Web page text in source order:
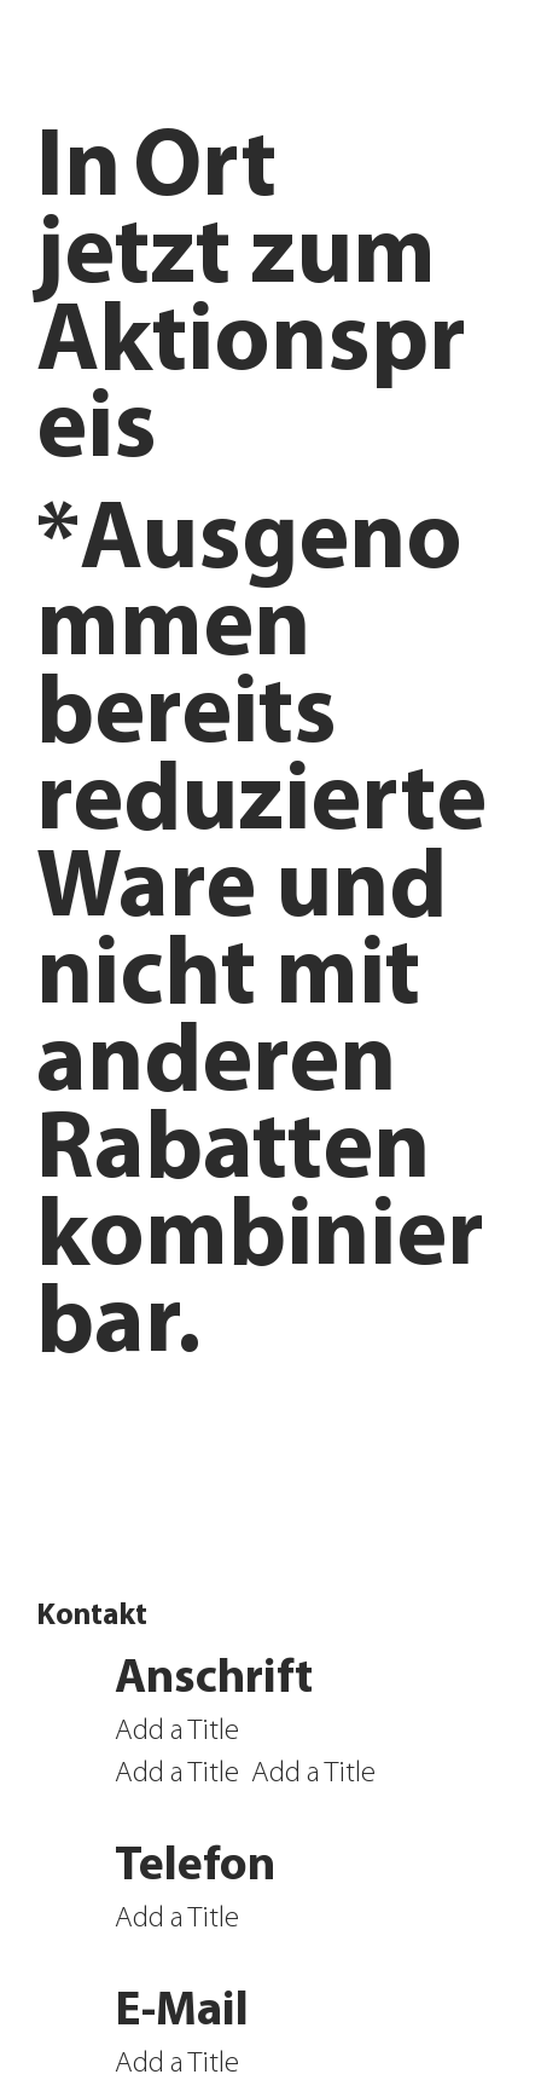
jetzt zum
Aktionspr
eis
In Ort
*Ausgeno
mmen
bereits
reduzierte
Ware und
nicht mit
anderen
Rabatten
kombinier
bar.
Kontakt
Add a Title
Telefon
Add a Title
E-Mail
Add a Title
Add a Title
Add a Title
Anschrift